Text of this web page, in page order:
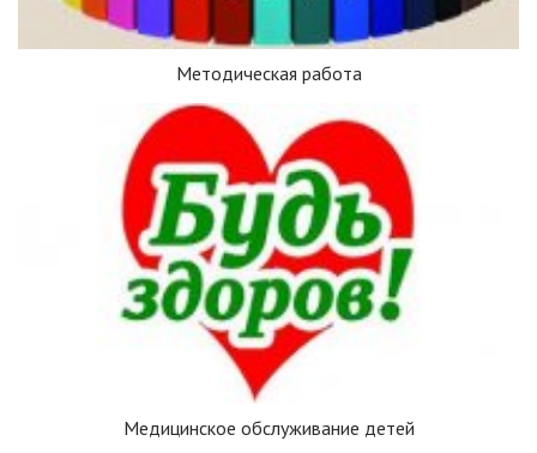
Методическая работа
Медицинское обслуживание детей